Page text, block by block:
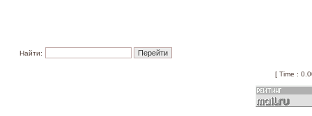
Найти:
[ Time :